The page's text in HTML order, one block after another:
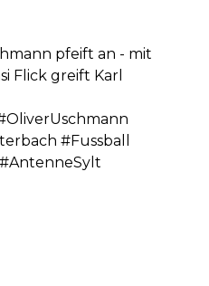
pfeift an - mit
Flick greift Karl
#Fussball